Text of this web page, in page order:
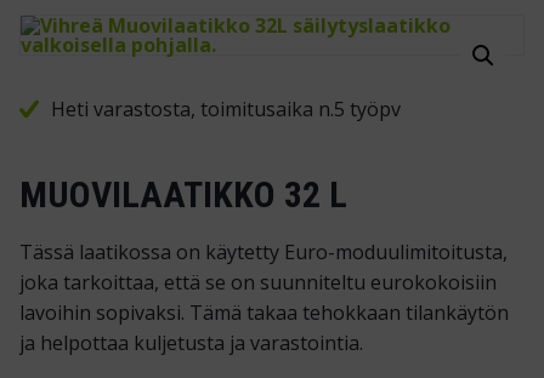
Heti varastosta, toimitusaika n.5 työpv
MUOVILAATIKKO 32 L
Tässä laatikossa on käytetty Euro-moduulimitoitusta,
joka tarkoittaa, että se on suunniteltu eurokokoisiin
lavoihin sopivaksi. Tämä takaa tehokkaan tilankäytön
ja helpottaa kuljetusta ja varastointia.